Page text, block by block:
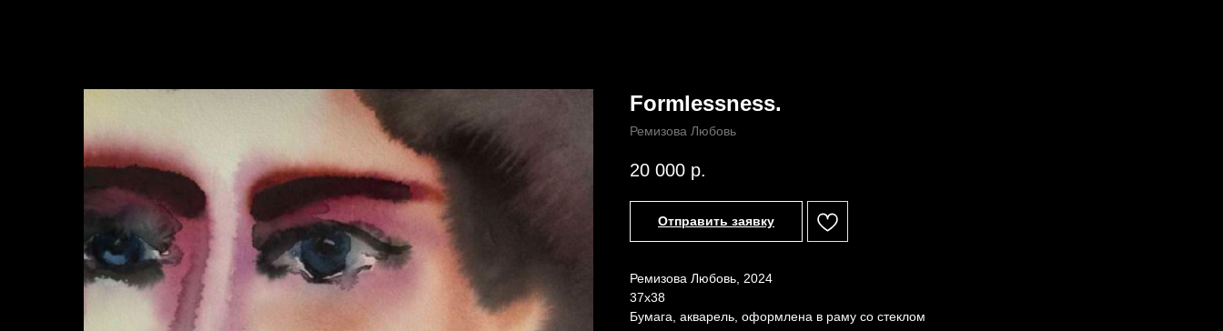
Formlessness.
Ремизова Любовь
20 000 р.
Отправить заявку
Ремизова Любовь, 2024
37х38
Бумага, акварель, оформлена в раму со стеклом